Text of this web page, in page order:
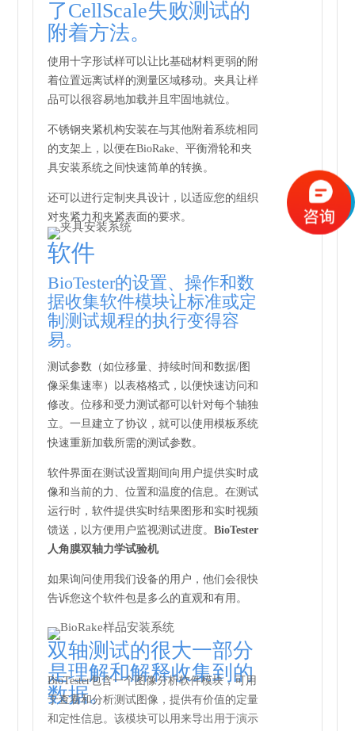
了CellScale失败测试的
附着方法。
使用十字形试样可以让比基础材料更弱的附
着位置远离试样的测量区域移动。夹具让样
品可以很容易地加载并且牢固地就位。
不锈钢夹紧机构安装在与其他附着系统相同
的支架上，以便在BioRake、平衡滑轮和夹
具安装系统之间快速简单的转换。
还可以进行定制夹具设计，以适应您的组织
对夹紧力和夹紧表面的要求。
软件
BioTester的设置、操作和数
据收集软件模块让标准或定
制测试规程的执行变得容
易。
测试参数（如位移量、持续时间和数据/图
像采集速率）以表格格式，以便快速访问和
修改。位移和受力测试都可以针对每个轴独
立。一旦建立了协议，就可以使用模板系统
快速重新加载所需的测试参数。
软件界面在测试设置期间向用户提供实时成
像和当前的力、位置和温度的信息。在测试
运行时，软件提供实时结果图形和实时视频
馈送，以方便用户监视测试进度。BioTester
人角膜双轴力学试验机
如果询问使用我们设备的用户，他们会很快
告诉您这个软件包是多么的直观和有用。
双轴测试的很大一部分
是理解和解释收集到的
数据。
BioTester包含一个图像分析软件模块，可用
于查看和分析测试图像，提供有价值的定量
和定性信息。该模块可以用来导出用于演示